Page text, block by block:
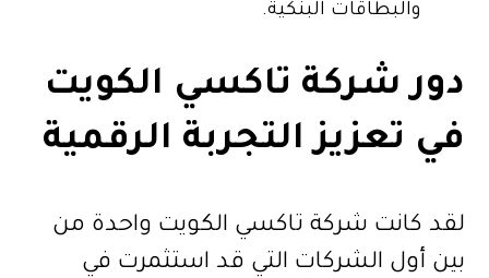
والبطاقات البنكية.
دور شركة تاكسي الكويت
في تعزيز التجربة الرقمية
لقد كانت شركة تاكسي الكويت واحدة من
بين أول الشركات التي قد استثمرت في